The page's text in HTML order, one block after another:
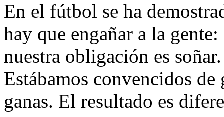
En el fútbol se ha
hay que engañar a la
nuestra obligación es soñar.
Estábamos convencidos
ganas. El resultado es